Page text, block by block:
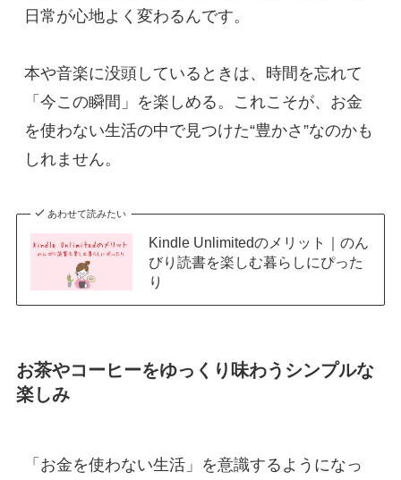
日常が心地よく変わるんです。
本や音楽に没頭しているときは、時間を忘れて
「今この瞬間」を楽しめる。これこそが、お金
を使わない生活の中で見つけた“豊かさ”なのかも
しれません。
あわせて読みたい
Kindle Unlimitedのメリット｜のん
びり読書を楽しむ暮らしにぴった
り
お茶やコーヒーをゆっくり味わうシンプルな
楽しみ
「お金を使わない生活」を意識するようになっ